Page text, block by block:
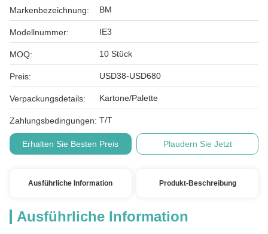
Markenbezeichnung: BM
Modellnummer: IE3
MOQ: 10 Stück
Preis: USD38-USD680
Verpackungsdetails: Kartone/Palette
Zahlungsbedingungen: T/T
Erhalten Sie Besten Preis Plaudern Sie Jetzt
Ausführliche Information Produkt-Beschreibung
Ausführliche Information